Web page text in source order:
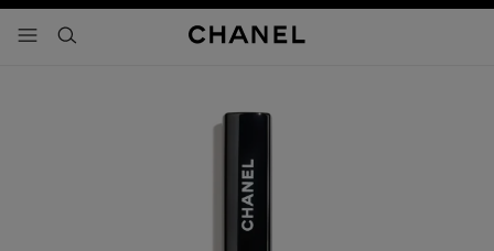
- navegación principal
buscar